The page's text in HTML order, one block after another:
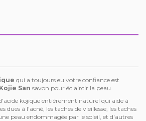
qui a toujours eu votre confiance est
Kojie San savon pour éclaircir la peau.
kojique entièrement naturel qui aide à
dues à l'acné, les taches de vieillesse, les taches
peau endommagée par le soleil, et d'autres